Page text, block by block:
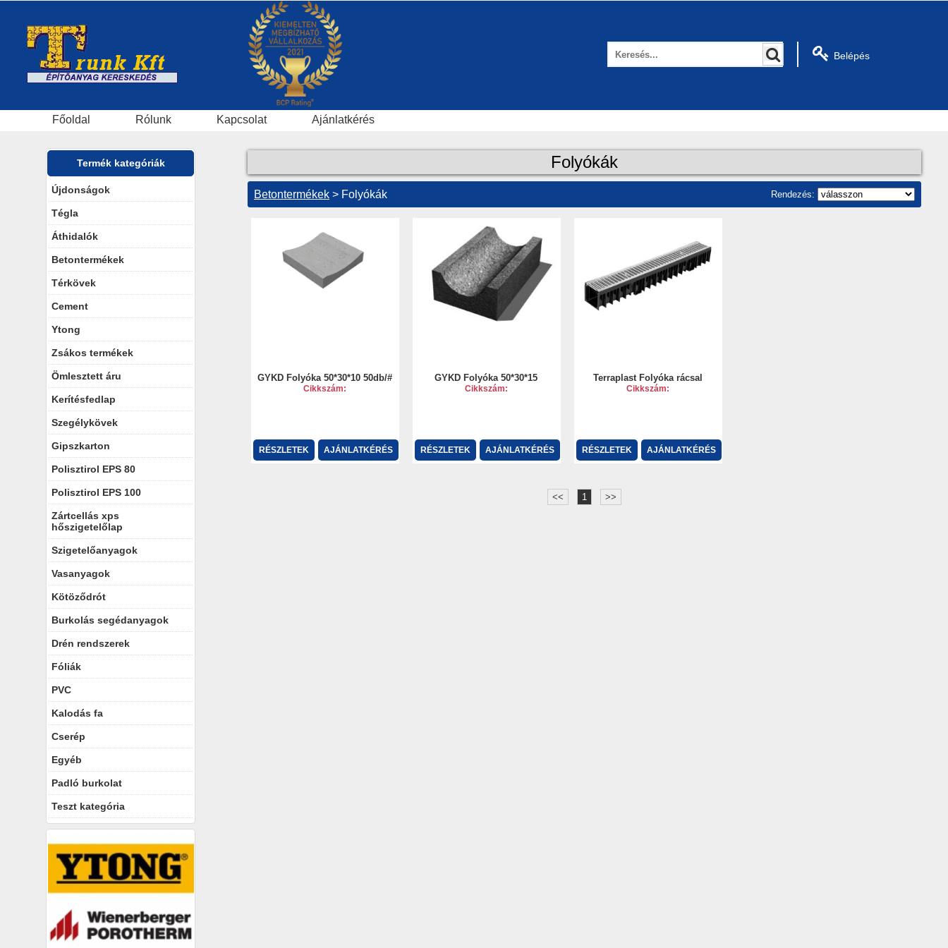
Belépés
Főoldal Rólunk Kapcsolat Ajánlatkérés
Termék kategóriák
Újdonságok
Tégla
Áthidalók
Betontermékek
Térkövek
Cement
Ytong
Zsákos termékek
Ömlesztett áru
Kerítésfedlap
Szegélykövek
Gipszkarton
Polisztirol EPS 80
Polisztirol EPS 100
Zártcellás xps
hőszigetelőlap
Szigetelőanyagok
Vasanyagok
Kötöződrót
Burkolás segédanyagok
Drén rendszerek
Fóliák
PVC
Kalodás fa
Cserép
Egyéb
Padló burkolat
Teszt kategória
Folyókák
Rendezés:
Betontermékek > Folyókák
GYKD Folyóka 50*30*10 50db/#
Cikkszám:
RÉSZLETEK AJÁNLATKÉRÉS
GYKD Folyóka 50*30*15
Cikkszám:
RÉSZLETEK AJÁNLATKÉRÉS
Terraplast Folyóka rácsal
Cikkszám:
RÉSZLETEK AJÁNLATKÉRÉS
<< 1 >>